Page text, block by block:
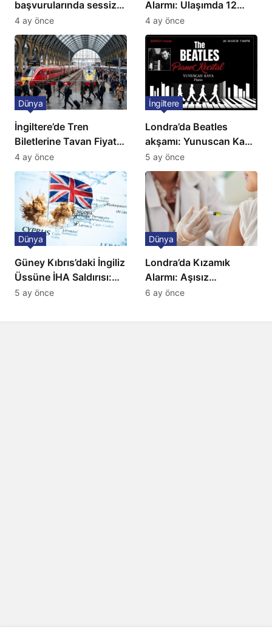
başvurularında sessiz
kriz: Büyükelçilikten
açıklama!
4 ay önce
Alarmı: Ulaşımda 12
Günlük Kaos Kapıda
4 ay önce
İngiltere’de Tren
Biletlerine Tavan Fiyat:
Ulaşımda Yeni
Düzenleme
Dünya
4 ay önce
Londra’da Beatles
akşamı: Yunuscan Kaya
klasik yorumuyla
sahnede
İngiltere
5 ay önce
Güney Kıbrıs’daki İngiliz
Üssüne İHA Saldırısı:
Patlama, Sirenler ve
Dünya
5 ay önce
Londra’da Kızamık
Alarmı: Aşısız
Öğrenciler Okullardan
Dünya
6 ay önce